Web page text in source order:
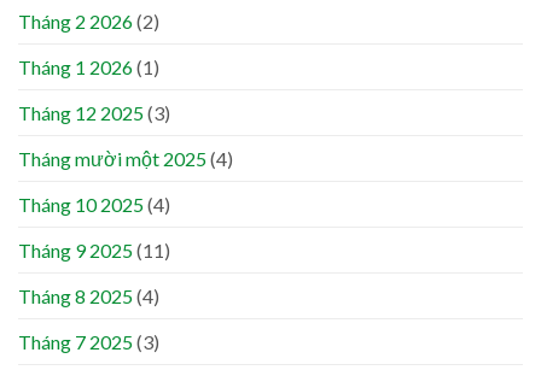
Tháng 2 2026(2)
Tháng 1 2026(1)
Tháng 12 2025(3)
Tháng mười một 2025(4)
Tháng 10 2025(4)
Tháng 9 2025(11)
Tháng 8 2025(4)
Tháng 7 2025(3)